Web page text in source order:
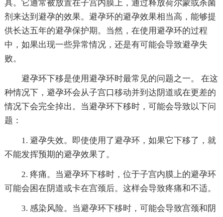
具。它通常被放置在子宫内膜上，通过释放荷尔蒙或杀菌
剂来达到避孕的效果。避孕环的避孕效果相当高，能够提
供长达五年的避孕保护期。当然，在使用避孕环的过程
中，如果出现一些异常情况，还是有可能会导致避孕失
败。
避孕环下移是使用避孕环时最常见的问题之一。 在这
种情况下，避孕环会从子宫口移动并到达阴道或在更差的
情况下会完全掉出。当避孕环下移时，可能会导致以下问
题：
1. 避孕失效。即使使用了避孕环，如果它下移了，就
不能发挥预期的避孕效果了。
2. 疼痛。当避孕环下移时，位于子宫内膜上的避孕环
可能会困在阴道或卡在宫颈后。这样会导致疼痛和不适。
3. 感染风险。当避孕环下移时，可能会导致宫颈和阴